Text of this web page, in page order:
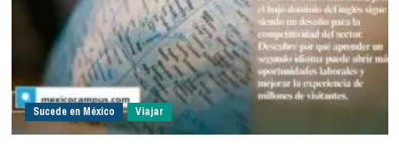
Sucede en México Viajar